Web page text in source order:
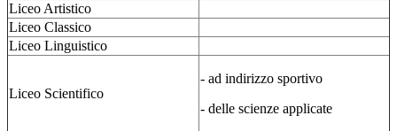
Liceo Artistico
Liceo Classico
Liceo Linguistico
Liceo Scientifico
- ad indirizzo sportivo
- delle scienze applicate